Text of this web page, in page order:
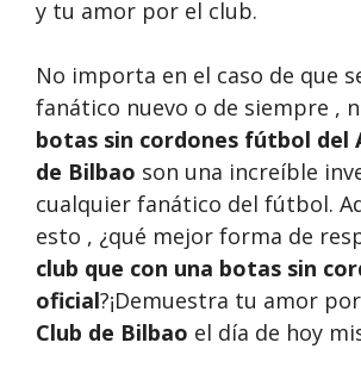
y tu amor por el club.
No importa en el caso de que
fanático nuevo o de siempre ,
botas sin cordones fútbol del
de Bilbao son una increíble
cualquier fanático del fútbol.
esto , ¿qué mejor forma de
club que con una botas sin
oficial?¡Demuestra tu amor
Club de Bilbao el día de hoy